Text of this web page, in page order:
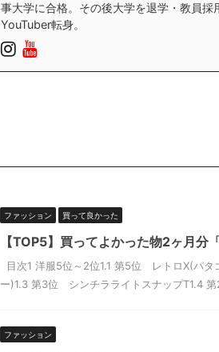
事大学に合格。その後大学を退学・教員採
YouTuber転身。
ファッション 買って良かった
【TOP5】買ってよかった物2ヶ月分
目次1 洋服5位～2位1.1 第5位 レトロX(パ
ー)1.3 第3位 シンチラライトスナップT1.4
ファッション